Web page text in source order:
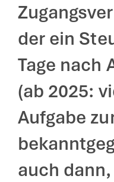
der ein
Tage nach
(ab 2025:
Aufgabe
auch